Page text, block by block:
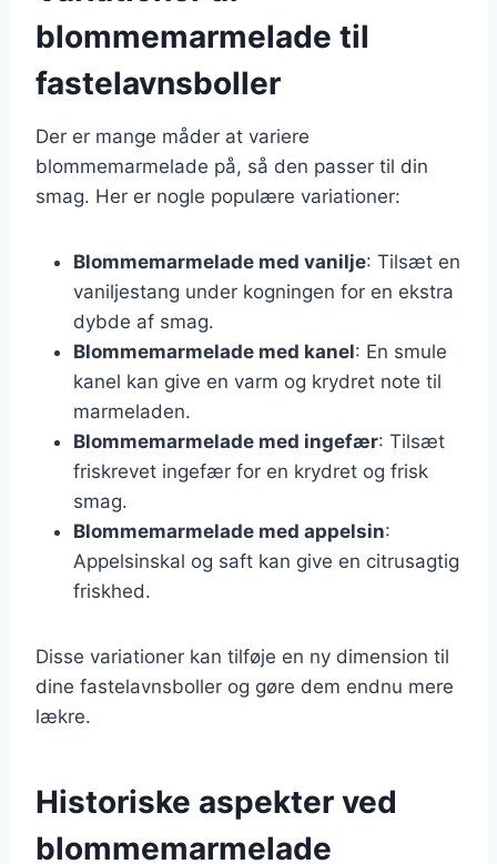
blommemarmelade til
fastelavnsboller
Der er mange måder at variere
blommemarmelade på, så den passer til din
smag. Her er nogle populære variationer:
Blommemarmelade med vanilje: Tilsæt en
vaniljestang under kogningen for en ekstra
dybde af smag.
Blommemarmelade med kanel: En smule
kanel kan give en varm og krydret note til
marmeladen.
Blommemarmelade med ingefær: Tilsæt
friskrevet ingefær for en krydret og frisk
smag.
Blommemarmelade med appelsin:
Appelsinskal og saft kan give en citrusagtig
friskhed.
Disse variationer kan tilføje en ny dimension til
dine fastelavnsboller og gøre dem endnu mere
lækre.
Historiske aspekter ved
blommemarmelade